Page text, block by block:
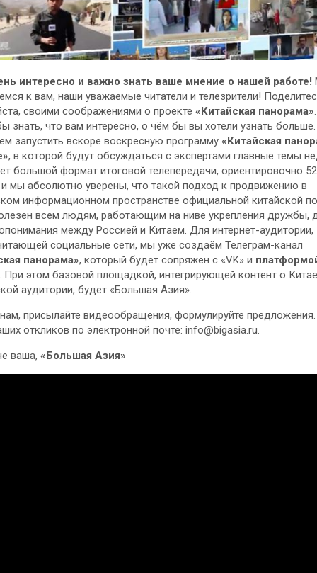
интересно и важно знать ваше мнение о нашей работе!
к вам, наши уважаемые читатели и телезрители!
своими соображениями о проекте «Китайская панорама»
знать, что вам интересно, о чём бы вы хотели узнать
запустить вскоре воскресную программу «Китайская
, в которой будут обсуждаться с экспертами главные темы
большой формат итоговой телепередачи, ориентировочно 52
мы абсолютно уверены, что такой подход к продвижению в
информационном пространстве официальной китайской
всем людям, работающим на ниве укрепления дружбы,
между Россией и Китаем. Для интернет-аудитории,
социальные сети, мы уже создаём Телеграм-канал
панорама», который будет сопряжён с «VK» и
. При этом базовой площадкой, интегрирующей контент о
аудитории, будет «Большая Азия».
присылайте видеообращения, формулируйте
откликов по электронной почте: info@bigasia.ru.
ваша, «Большая Азия»